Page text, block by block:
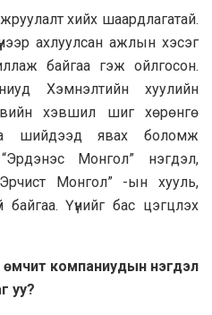
хийх шаардлагатай.
ахлуулсан ажлын хэсэг
байгаа гэж ойлгосон.
Хэмнэлтийн хуулийн
хэвшил шиг хөрөнгө
шийдээд явах боломж
“Эрдэнэс Монгол” нэгдэл,
Монгол” -ын хууль,
байгаа. Үүнийг бас цэгцлэх
өмчит компаниудын нэгдэл
уу?